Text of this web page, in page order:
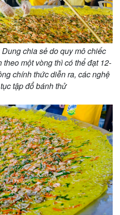
chia sẻ do quy mô chiếc
một vòng thì có thể đạt 12-
chính thức diễn ra, các nghệ
tập đổ bánh thử